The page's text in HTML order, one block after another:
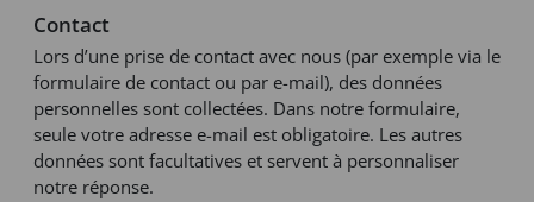
Contact
Lors d’une prise de contact avec nous (par exemple via le
formulaire de contact ou par e-mail), des données
personnelles sont collectées. Dans notre formulaire,
seule votre adresse e-mail est obligatoire. Les autres
données sont facultatives et servent à personnaliser
notre réponse.